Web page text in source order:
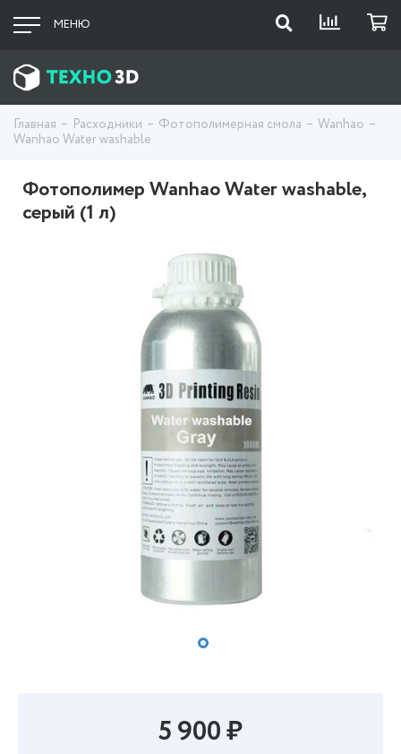
МЕНЮ
Главная Расходники Фотополимерная смола
Wanhao
Wanhao Water washable
Фотополимер Wanhao Water washable,
серый (1 л)
5 900 ₽